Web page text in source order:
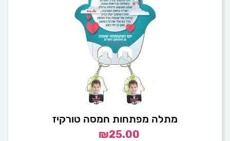
מתלה מפתחות חמסה טורקיז
₪25.00